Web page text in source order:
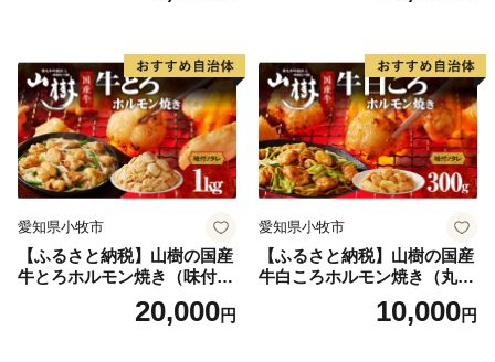
タレ にんにく バーベキュー
BBQ 炒め物 ホルモン丼 野菜
炒め 焼きうどん 下処理済み
愛知県 小牧市 冷凍 送料無料
愛知県小牧市
【ふるさと納税】山樹の国産
牛とろホルモン焼き（味付
20,000円
愛知県小牧市
【ふるさと納税】山樹の国産
牛白ころホルモン焼き（丸
腸）味付 300g 肉 牛肉 山
樹 国産牛 白ころホルモン焼
10,000円